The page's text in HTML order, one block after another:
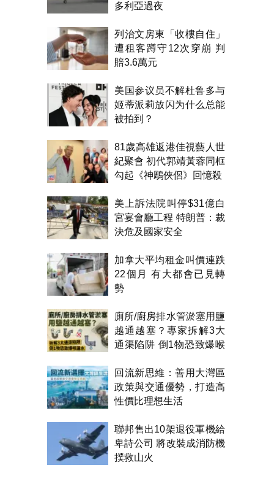
多利亞過夜
列治文房東「收樓自住」
遭租客蹲守12次穿崩 判
賠3.6萬元
美国参议员不解杜鲁多与
姬蒂派莉放闪为什么总能
被拍到？
81歲高雄返港佳視藝人世
紀聚會 初代郭靖黃蓉同框
勾起《神鵰俠侶》回憶殺
美上訴法院叫停$31億白
宮宴會廳工程 特朗普：裁
決危及國家安全
加拿大平均租金叫價連跌
22個月 有大都會已見轉
勢
廁所/廚房排水管淤塞用鹽
越通越塞？專家拆解3大
通渠陷阱 倒1物恐致爆喉
回流新思維：善用大灣區
政策與交通優勢，打造高
性價比理想生活
聯邦售出10架退役軍機給
卑詩公司 將改裝成消防機
撲救山火